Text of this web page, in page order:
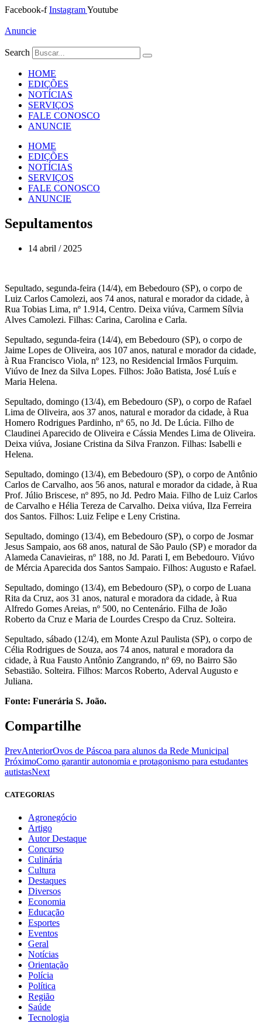
Ir
o
Facebook-f InstagramYoutube
Anuncie
Search
HOME
EDIÇÕES
NOTÍCIAS
SERVIÇOS
FALE CONOSCO
ANUNCIE
HOME
EDIÇÕES
NOTÍCIAS
SERVIÇOS
FALE CONOSCO
ANUNCIE
Sepultamentos
14 abril / 2025
Sepultado, segunda-feira (14/4), em Bebedouro (SP), o corpo de
Luiz Carlos Camolezi, aos 74 anos, natural e morador da cidade, à
Rua Tobias Lima, nº 1.914, Centro. Deixa viúva, Carmem Sílvia
Alves Camolezi. Filhas: Carina, Carolina e Carla.
Sepultado, segunda-feira (14/4), em Bebedouro (SP), o corpo de
Jaime Lopes de Oliveira, aos 107 anos, natural e morador da cidade,
à Rua Francisco Viola, nº 123, no Residencial Irmãos Furquim.
Viúvo de Inez da Silva Lopes. Filhos: João Batista, José Luís e
Maria Helena.
Sepultado, domingo (13/4), em Bebedouro (SP), o corpo de Rafael
Lima de Oliveira, aos 37 anos, natural e morador da cidade, à Rua
Homero Rodrigues Pardinho, nº 65, no Jd. De Lúcia. Filho de
Claudinei Aparecido de Oliveira e Cássia Mendes Lima de Oliveira.
Deixa viúva, Josiane Cristina da Silva Franzon. Filhas: Isabelli e
Helena.
Sepultado, domingo (13/4), em Bebedouro (SP), o corpo de Antônio
Carlos de Carvalho, aos 56 anos, natural e morador da cidade, à Rua
Prof. Júlio Briscese, nº 895, no Jd. Pedro Maia. Filho de Luiz Carlos
de Carvalho e Hélia Tereza de Carvalho. Deixa viúva, Ilza Ferreira
dos Santos. Filhos: Luiz Felipe e Leny Cristina.
Sepultado, domingo (13/4), em Bebedouro (SP), o corpo de Josmar
Jesus Sampaio, aos 68 anos, natural de São Paulo (SP) e morador da
Alameda Canavieiras, nº 188, no Jd. Parati I, em Bebedouro. Viúvo
de Mércia Aparecida dos Santos Sampaio. Filhos: Augusto e Rafael.
Sepultado, domingo (13/4), em Bebedouro (SP), o corpo de Luana
Rita da Cruz, aos 31 anos, natural e moradora da cidade, à Rua
Alfredo Gomes Areias, nº 500, no Centenário. Filha de João
Roberto da Cruz e Maria de Lourdes Crespo da Cruz. Solteira.
Sepultado, sábado (12/4), em Monte Azul Paulista (SP), o corpo de
Célia Rodrigues de Souza, aos 74 anos, natural e moradora da
cidade, à Rua Fausto Antônio Zangrando, nº 69, no Bairro São
Sebastião. Solteira. Filhos: Marcos Roberto, Aderval Augusto e
Juliana.
Fonte: Funerária S. João.
Compartilhe
PrevAnteriorOvos de Páscoa para alunos da Rede Municipal
PróximoComo garantir autonomia e protagonismo para estudantes
autistasNext
CATEGORIAS
Agronegócio
Artigo
Autor Destaque
Concurso
Culinária
Cultura
Destaques
Diversos
Economia
Educação
Esportes
Eventos
Geral
Notícias
Orientação
Polícia
Política
Região
Saúde
Tecnologia